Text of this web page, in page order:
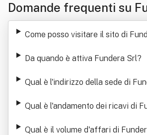
Domande frequenti su
Come posso visitare il sito di
Da quando è attiva Fundera Srl?
Qual è l'indirizzo della sede di
Qual è l'andamento dei ricavi di
Qual è il volume d'affari di